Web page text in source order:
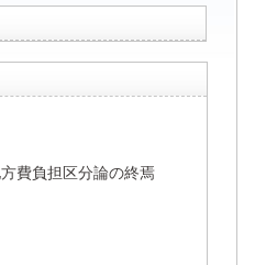
費負担区分論の終焉